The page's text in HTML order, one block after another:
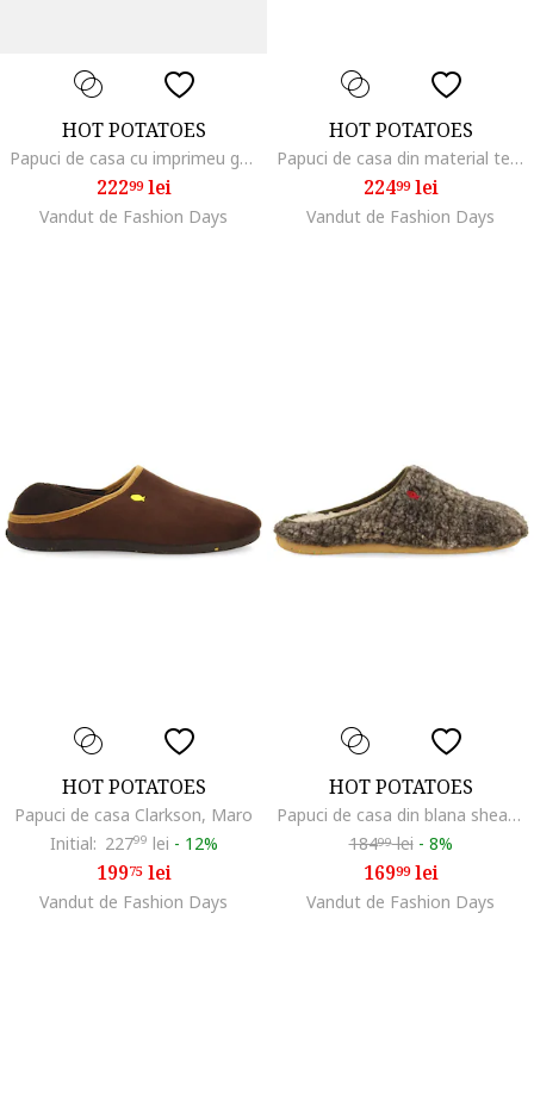
HOT POTATOES
Papuci de casa cu imprimeu grafic, Rosu/Gri
22299lei
Vandut de Fashion Days
HOT POTATOES
Papuci de casa din material teddy Hartwick, Gri
22499lei
Vandut de Fashion Days
HOT POTATOES
Papuci de casa Clarkson, Maro
Initial: 22799 lei - 12%
19975lei
Vandut de Fashion Days
HOT POTATOES
Papuci de casa din blana shearling sintetica, Kaki
18499lei - 8%
16999lei
Vandut de Fashion Days